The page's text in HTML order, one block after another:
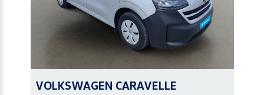
VOLKSWAGEN CARAVELLE